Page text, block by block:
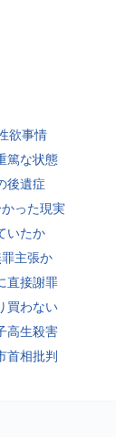
欲事情
篤な状態
後遺症
った現実
いたか
主張か
直接謝罪
買わない
高生殺害
首相批判